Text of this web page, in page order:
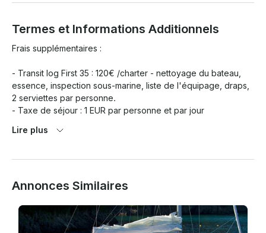
Termes et Informations Additionnels
Frais supplémentaires :
- Transit log First 35 : 120€ /charter - nettoyage du bateau,
essence, inspection sous-marine, liste de l'équipage, draps,
2 serviettes par personne.
- Taxe de séjour : 1 EUR par personne et par jour
- En cas d'annulation 3 mois avant la location, 50 % seront
Lire plus
Annonces Similaires